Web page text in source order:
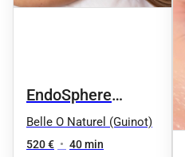
EndoSphere
Therapy - 8
séances :
Belle O Naturel (Guinot)
520 € • 40 min